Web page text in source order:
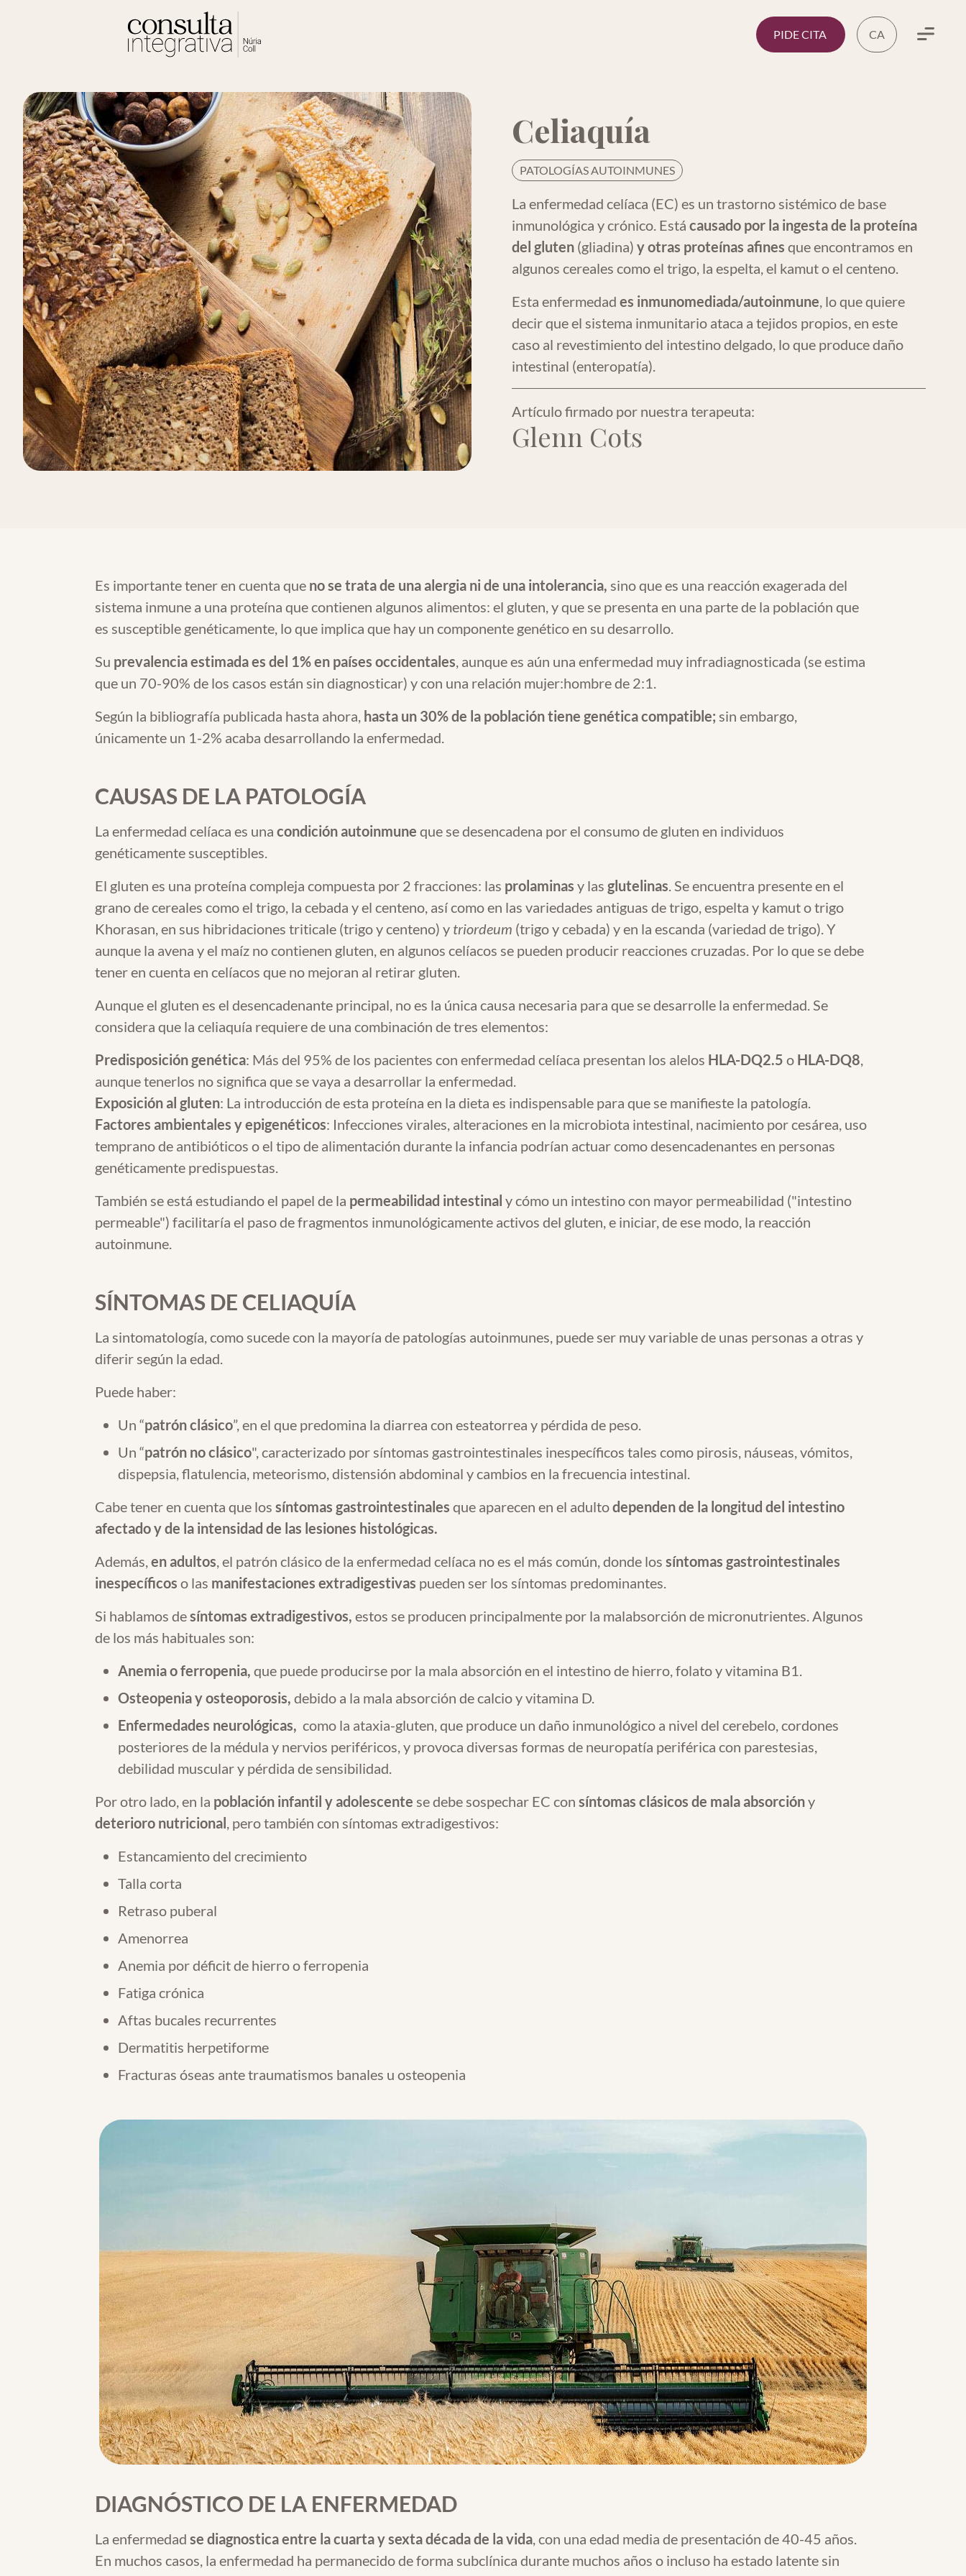
PIDE CITA CA
Menu
Celiaquía
PATOLOGÍAS AUTOINMUNES
La enfermedad celíaca (EC) es un trastorno sistémico de base
inmunológica y crónico. Está causado por la ingesta de la proteína
del gluten (gliadina) y otras proteínas afines que encontramos en
algunos cereales como el trigo, la espelta, el kamut o el centeno.
Esta enfermedad es inmunomediada/autoinmune, lo que quiere
decir que el sistema inmunitario ataca a tejidos propios, en este
caso al revestimiento del intestino delgado, lo que produce daño
intestinal (enteropatía).
Artículo firmado por nuestra terapeuta:
Glenn Cots
Es importante tener en cuenta que no se trata de una alergia ni de una intolerancia, sino que es una reacción exagerada del
sistema inmune a una proteína que contienen algunos alimentos: el gluten, y que se presenta en una parte de la población que
es susceptible genéticamente, lo que implica que hay un componente genético en su desarrollo.
Su prevalencia estimada es del 1% en países occidentales, aunque es aún una enfermedad muy infradiagnosticada (se estima
que un 70-90% de los casos están sin diagnosticar) y con una relación mujer:hombre de 2:1.
Según la bibliografía publicada hasta ahora, hasta un 30% de la población tiene genética compatible; sin embargo,
únicamente un 1-2% acaba desarrollando la enfermedad.
CAUSAS DE LA PATOLOGÍA
La enfermedad celíaca es una condición autoinmune que se desencadena por el consumo de gluten en individuos
genéticamente susceptibles.
El gluten es una proteína compleja compuesta por 2 fracciones: las prolaminas y las glutelinas. Se encuentra presente en el
grano de cereales como el trigo, la cebada y el centeno, así como en las variedades antiguas de trigo, espelta y kamut o trigo
Khorasan, en sus hibridaciones triticale (trigo y centeno) y triordeum (trigo y cebada) y en la escanda (variedad de trigo). Y
aunque la avena y el maíz no contienen gluten, en algunos celíacos se pueden producir reacciones cruzadas. Por lo que se debe
tener en cuenta en celíacos que no mejoran al retirar gluten.
Aunque el gluten es el desencadenante principal, no es la única causa necesaria para que se desarrolle la enfermedad. Se
considera que la celiaquía requiere de una combinación de tres elementos:
Predisposición genética: Más del 95% de los pacientes con enfermedad celíaca presentan los alelos HLA-DQ2.5 o HLA-DQ8,
aunque tenerlos no significa que se vaya a desarrollar la enfermedad.
Exposición al gluten: La introducción de esta proteína en la dieta es indispensable para que se manifieste la patología.
Factores ambientales y epigenéticos: Infecciones virales, alteraciones en la microbiota intestinal, nacimiento por cesárea, uso
temprano de antibióticos o el tipo de alimentación durante la infancia podrían actuar como desencadenantes en personas
genéticamente predispuestas.
También se está estudiando el papel de la permeabilidad intestinal y cómo un intestino con mayor permeabilidad ("intestino
permeable") facilitaría el paso de fragmentos inmunológicamente activos del gluten, e iniciar, de ese modo, la reacción
autoinmune.
SÍNTOMAS DE CELIAQUÍA
La sintomatología, como sucede con la mayoría de patologías autoinmunes, puede ser muy variable de unas personas a otras y
diferir según la edad.
Puede haber:
Un “patrón clásico”, en el que predomina la diarrea con esteatorrea y pérdida de peso.
Un “patrón no clásico", caracterizado por síntomas gastrointestinales inespecíficos tales como pirosis, náuseas, vómitos,
dispepsia, flatulencia, meteorismo, distensión abdominal y cambios en la frecuencia intestinal.
Cabe tener en cuenta que los síntomas gastrointestinales que aparecen en el adultodependen de la longitud del intestino
afectado y de la intensidad de las lesiones histológicas.
Además,en adultos, el patrón clásico de la enfermedad celíaca no es el más común, donde los síntomas gastrointestinales
inespecíficos o las manifestaciones extradigestivas pueden ser los síntomas predominantes.
Si hablamos desíntomas extradigestivos, estos se producen principalmente por la malabsorción de micronutrientes. Algunos
de los más habituales son:
Anemia o ferropenia, que puede producirse por la mala absorción en el intestino de hierro, folato y vitamina B1.
Osteopenia y osteoporosis, debido a la mala absorción de calcio y vitamina D.
Enfermedades neurológicas, como la ataxia-gluten, que produce un daño inmunológico a nivel del cerebelo, cordones
posteriores de la médula y nervios periféricos, y provoca diversas formas de neuropatía periférica con parestesias,
debilidad muscular y pérdida de sensibilidad.
Por otro lado, en la población infantil y adolescente se debe sospechar EC con síntomas clásicos de mala absorcióny
deterioro nutricional, pero también con síntomas extradigestivos:
Estancamiento del crecimiento
Talla corta
Retraso puberal
Amenorrea
Anemia por déficit de hierro o ferropenia
Fatiga crónica
Aftas bucales recurrentes
Dermatitis herpetiforme
Fracturas óseas ante traumatismos banales u osteopenia
DIAGNÓSTICO DE LA ENFERMEDAD
La enfermedad se diagnostica entre la cuarta y sexta década de la vida, con una edad media de presentación de 40-45 años.
En muchos casos, la enfermedad ha permanecido de forma subclínica durante muchos años o incluso ha estado latente sin